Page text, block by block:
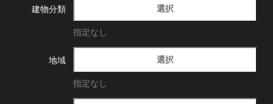
建物分類 選択
指定なし
地域 選択
指定なし